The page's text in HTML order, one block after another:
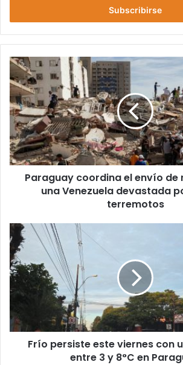
i
b
t
u
c
o
r
e
o
e
r
ó
n
i
c
o
Paraguay coordina el envío de
una Venezuela devastada
terremotos
Frío persiste este viernes con
entre 3 y 8°C en